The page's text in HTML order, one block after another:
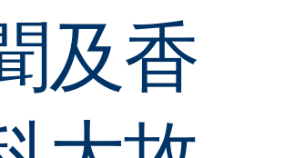
校友
傳媒
公眾
校友內聯網
社交平台及
及香